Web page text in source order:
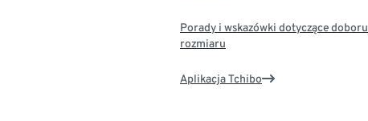
Porady i wskazówki dotyczące doboru
rozmiaru
Aplikacja Tchibo